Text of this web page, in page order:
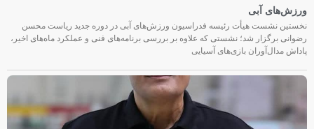
ورزش‌های آبی
نخستین نشست هیأت رئیسه فدراسیون ورزش‌های آبی در دوره جدید ریاست محسن
رضوانی برگزار شد؛ نشستی که علاوه بر بررسی برنامه‌های فنی و عملکرد ماه‌های اخیر،
پاداش مدال‌آوران بازی‌های آسیایی